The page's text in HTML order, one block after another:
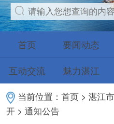
首页 要闻动态
互动交流
魅力湛江
当前位置：首页 >湛江
开 >通知公告